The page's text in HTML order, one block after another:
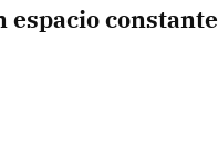
constante